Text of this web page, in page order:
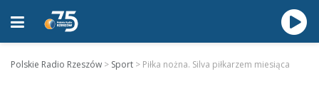
Polskie Radio Rzeszów > Sport > Piłka nożna. Silva piłkarzem miesiąca